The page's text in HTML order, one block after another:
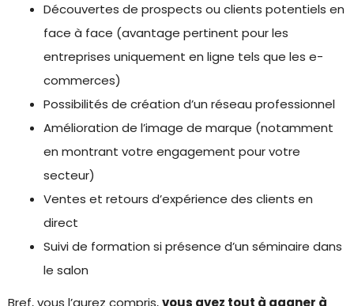
Découvertes de prospects ou clients potentiels en
face à face (avantage pertinent pour les
entreprises uniquement en ligne tels que les e-
commerces)
Possibilités de création d’un réseau professionnel
Amélioration de l’image de marque (notamment
en montrant votre engagement pour votre
secteur)
Ventes et retours d’expérience des clients en
direct
Suivi de formation si présence d’un séminaire dans
le salon
Bref, vous l’aurez compris,vous avez tout à gagner à